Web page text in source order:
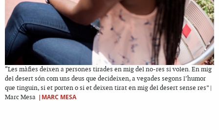
“Les màfies deixen a persones tirades en mig del no-res si volen. En mig
del desert són com uns deus que decideixen, a vegades segons l’humor
que tinguin, si et porten o si et deixen tirat en mig del desert sense res” |
Marc Mesa |MARC MESA